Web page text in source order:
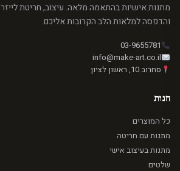
מתנות אישיות בהתאמה מלאה. עיצוב, חריטת לייזר
והדפסה למלאות הלב הקרובות אליכם.
03-9655781
info@make-art.co.il
סחרוב 10, ראשון לציון
חנות
כל המוצרים
מתנות עם חריטה
מתנות בעיצוב אישי
שלטים